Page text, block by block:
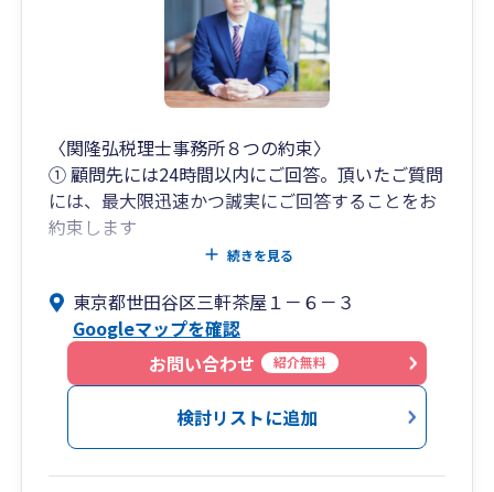
〈関隆弘税理士事務所８つの約束〉
① 顧問先には24時間以内にご回答。頂いたご質問
には、最大限迅速かつ誠実にご回答することをお
約束します
② Communication in English with CPA is at your
③ 融資や補助金にも対応。顧問先様の融資や補助
金のお悩みにもお答えします。お気軽にご相談く
④ ヒアリング重視。領収書丸投げ希望など、お客
様の当事務所に対するご要望は最初に必ずお聞き
します
続きを見る
東京都世田谷区三軒茶屋１－６－３
Googleマップを確認
お問い合わせ
紹介無料
検討リストに追加